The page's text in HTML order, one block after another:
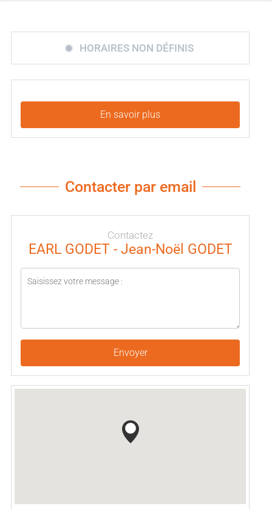
HORAIRES NON DÉFINIS
En savoir plus
Contacter par email
Contactez
EARL GODET - Jean-Noël GODET
Envoyer